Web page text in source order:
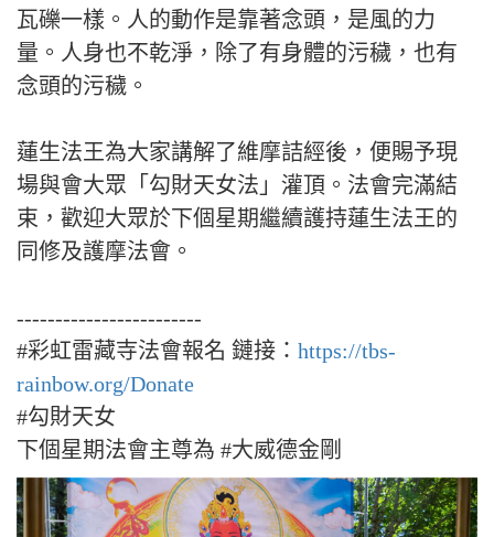
瓦礫一樣。人的動作是靠著念頭，是風的力
量。人身也不乾淨，除了有身體的污穢，也有
念頭的污穢。
蓮生法王為大家講解了維摩詰經後，便賜予現
場與會大眾「勾財天女法」灌頂。法會完滿結
束，歡迎大眾於下個星期繼續護持蓮生法王的
同修及護摩法會。
------------------------
#彩虹雷藏寺法會報名 鏈接： https://tbs-
rainbow.org/Donate
#勾財天女
下個星期法會主尊為 #大威德金剛